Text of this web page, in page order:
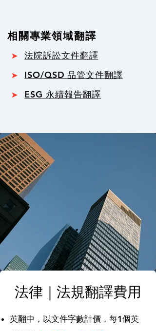
相關專業領域翻譯
➤法院訴訟文件翻譯
➤ ISO/QSD 品管文件翻譯
➤ ESG 永續報告翻譯
法律｜法規翻譯費用
英翻中，以文件字數計價，每1個英